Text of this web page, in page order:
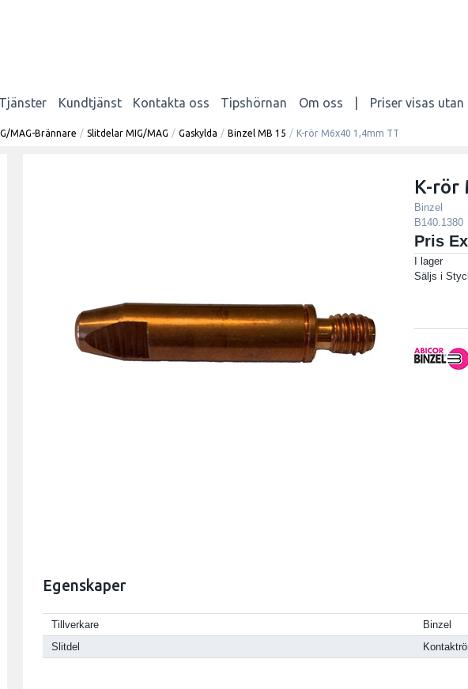
Tjänster Kundtjänst Kontakta oss Tipshörnan Om oss Priser visas utan
MAG-Brännare / Slitdelar MIG/MAG / Gaskylda / Binzel MB 15 / K-rör M6x40 1,4mm TT
K-rör
Binzel
B140.1380
Pris
I lager
Säljs i
Egenskaper
Tillverkare
Binzel
Slitdel